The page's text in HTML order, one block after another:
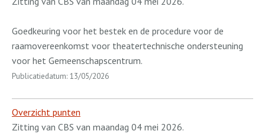
Goedkeuring voor het bestek en de procedure voor de
raamovereenkomst voor theatertechnische ondersteuning
voor het Gemeenschapscentrum.
Publicatiedatum: 13/05/2026
Overzicht punten
Zitting van CBS van maandag 04 mei 2026.